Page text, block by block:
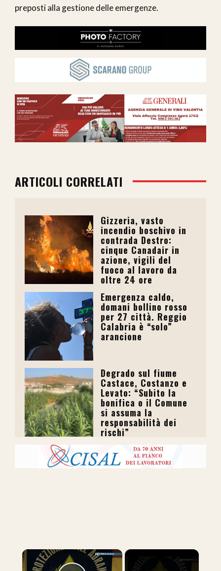
preposti alla gestione delle emergenze.
ARTICOLI CORRELATI
Gizzeria, vasto
incendio boschivo in
contrada Destro:
cinque Canadair in
azione, vigili del
fuoco al lavoro da
oltre 24 ore
Emergenza caldo,
domani bollino rosso
per 27 città. Reggio
Calabria è “solo”
arancione
Degrado sul fiume
Castace, Costanzo e
Levato: “Subito la
bonifica o il Comune
si assuma la
responsabilità dei
rischi”
×